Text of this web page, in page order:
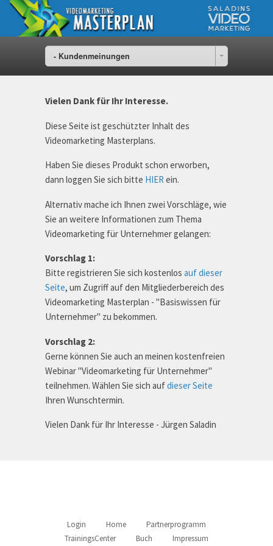
- Kundenmeinungen
Vielen Dank für Ihr Interesse.
Diese Seite ist geschützter Inhalt des
Videomarketing Masterplans.
Haben Sie dieses Produkt schon erworben,
dann loggen Sie sich bitte HIER ein.
Alternativ mache ich Ihnen zwei Vorschläge, wie
Sie an weitere Informationen zum Thema
Videomarketing für Unternehmer gelangen:
Vorschlag 1:
Bitte registrieren Sie sich kostenlos auf dieser
Seite, um Zugriff auf den Mitgliederbereich des
Videomarketing Masterplan - "Basiswissen für
Unternehmer" zu bekommen.
Vorschlag 2:
Gerne können Sie auch an meinen kostenfreien
Webinar "Videomarketing für Unternehmer"
teilnehmen. Wählen Sie sich aufdieser Seite
Ihren Wunschtermin.
Vielen Dank für Ihr Interesse - Jürgen Saladin
Login Home
Partnerprogramm
TrainingsCenter
Buch Impressum